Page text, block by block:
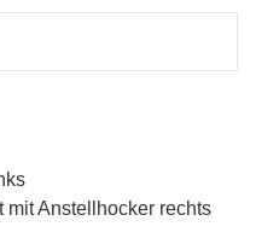
mit Anstellhocker rechts